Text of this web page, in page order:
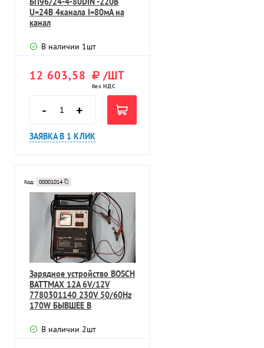
U=24В 4канала I=80мА на
канал
В наличии 1шт
12 603,58 /ШТ
без НДС
- +
ЗАЯВКА В 1 КЛИК
Код: 00001014
Зарядное устройство BOSCH
BATTMAX 12А 6V/12V
7780301140 230V 50/60Hz
170W БЫВШЕЕ В
В наличии 2шт